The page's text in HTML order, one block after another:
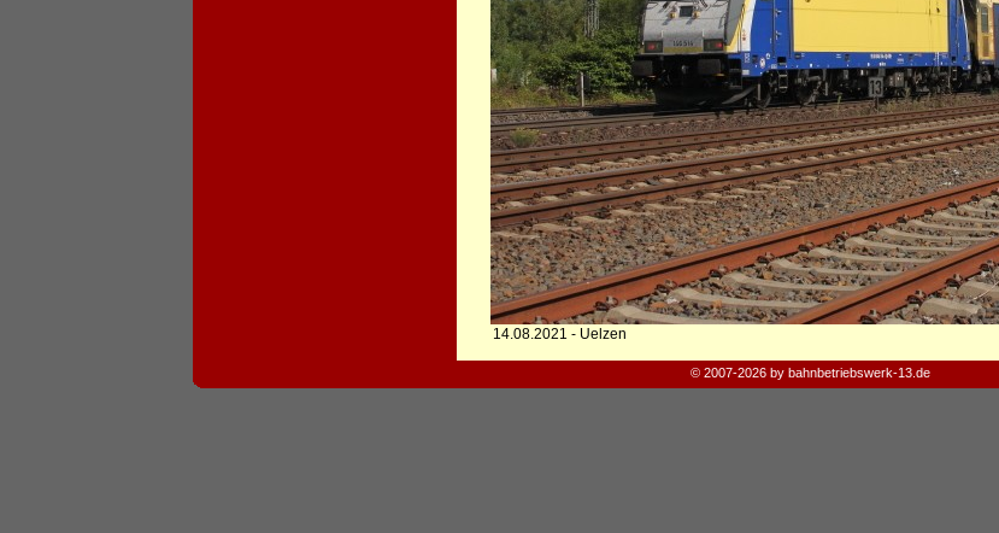
14.08.2021 - Uelzen
© 2007-2026 by bahnbetriebswerk-13.de